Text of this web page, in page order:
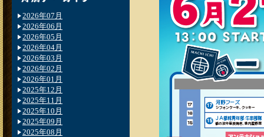
2026年07月
2026年06月
2026年05月
2026年04月
2026年03月
2026年02月
2026年01月
2025年12月
2025年11月
2025年10月
2025年09月
2025年08月